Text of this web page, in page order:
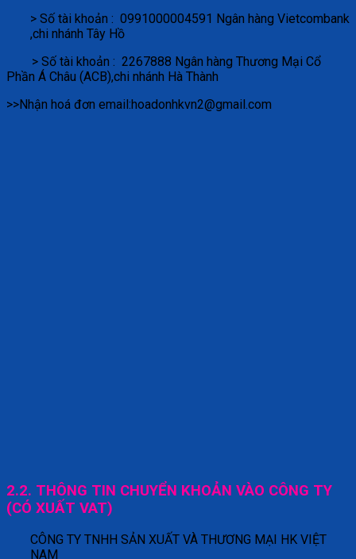
> Số tài khoản : 0991000004591 Ngân hàng Vietcombank
,chi nhánh Tây Hồ
> Số tài khoản : 2267888 Ngân hàng Thương Mại Cổ
Phần Á Châu (ACB),chi nhánh Hà Thành
>>Nhận hoá đơn email:hoadonhkvn2@gmail.com
2.2. THÔNG TIN CHUYỂN KHOẢN VÀO CÔNG TY
(CÓ XUẤT VAT)
CÔNG TY TNHH SẢN XUẤT VÀ THƯƠNG MẠI HK VIỆT
NAM